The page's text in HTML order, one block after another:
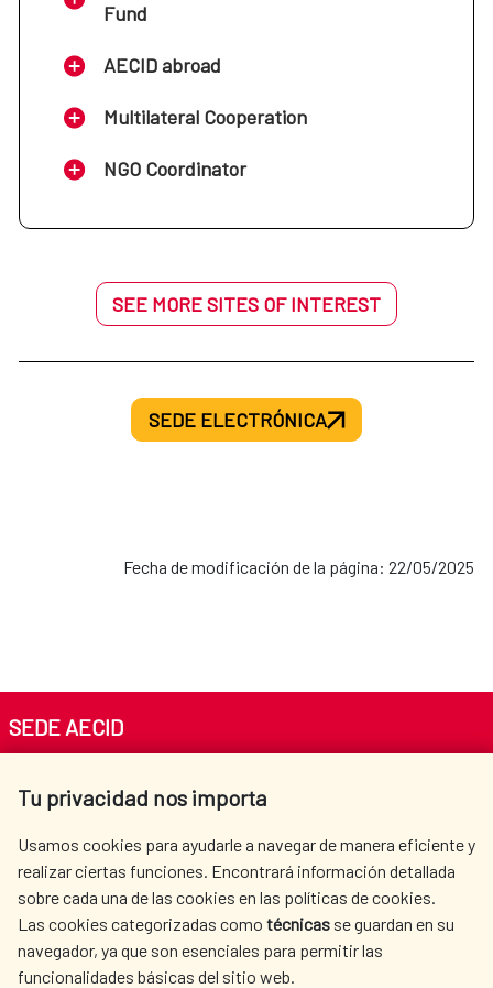
Fund
AECID abroad
Multilateral Cooperation
NGO Coordinator
SEE MORE SITES OF INTEREST
SEDE ELECTRÓNICA
Fecha de modificación de la página: 22/05/2025
Tu privacidad nos importa
Usamos cookies para ayudarle a navegar de manera eficiente y
realizar ciertas funciones. Encontrará información detallada
sobre cada una de las cookies en las políticas de cookies.
Las cookies categorizadas como técnicas se guardan en su
navegador, ya que son esenciales para permitir las
funcionalidades básicas del sitio web.
SEDE AECID
Tel. +34 900 20 30 54​​​​​​​
AECID
WHERE DO WE COOPERATE?
SPANISH HUMANITARIAN
ACTION
PRESS ROOM